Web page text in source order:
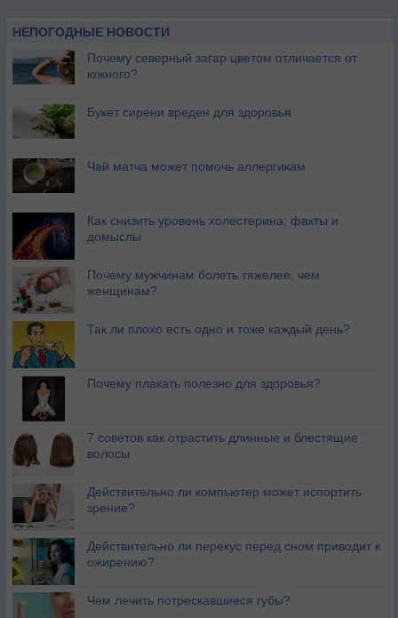
НЕПОГОДНЫЕ НОВОСТИ
Почему северный загар цветом отличается от
южного?
Букет сирени вреден для здоровья
Чай матча может помочь аллергикам
Как снизить уровень холестерина: факты и
домыслы
Почему мужчинам болеть тяжелее, чем
женщинам?
Так ли плохо есть одно и тоже каждый день?
Почему плакать полезно для здоровья?
7 советов как отрастить длинные и блестящие
волосы
Действительно ли компьютер может испортить
зрение?
Действительно ли перекус перед сном приводит к
ожирению?
Чем лечить потрескавшиеся губы?